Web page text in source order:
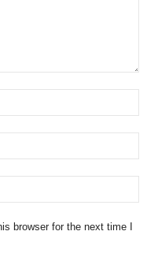
browser for the next time I